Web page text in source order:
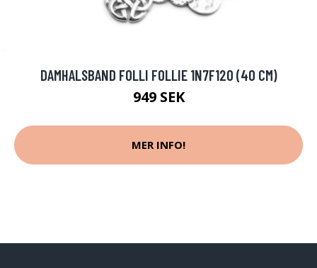
DAMHALSBAND FOLLI FOLLIE 1N7F120 (40 CM)
949 SEK
MER INFO!